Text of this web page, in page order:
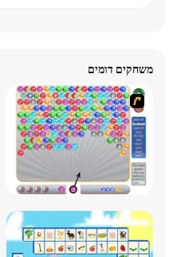
משחקים דומים